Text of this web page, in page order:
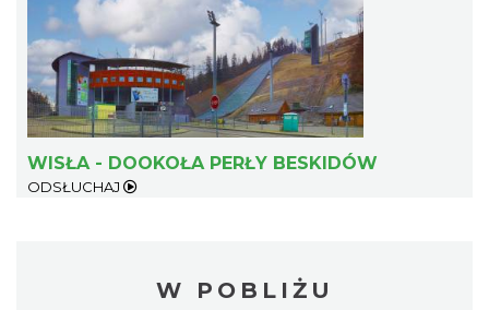
WISŁA - DOOKOŁA PERŁY BESKIDÓW
ODSŁUCHAJ
W POBLIŻU